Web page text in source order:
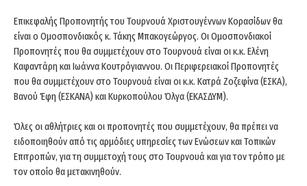
Επικεφαλής Προπονητής του Τουρνουά Χριστουγέννων Κορασίδων θα
είναι ο Ομοσπονδιακός κ. Τάκης Μπακογεώργος. Οι Ομοσπονδιακοί
Προπονητές που θα συμμετέχουν στο Τουρνουά είναι οι κ.κ. Ελένη
Καφαντάρη και Ιωάννα Κουτρόγιαννου. Οι Περιφερειακοί Προπονητές
που θα συμμετέχουν στο Τουρνουά είναι οι κ.κ. Κατρά Ζοζεφίνα (ΕΣΚΑ),
Βανού Έφη (ΕΣΚΑΝΑ) και Κυρκοπούλου Όλγα (ΕΚΑΣΔΥΜ).
Όλες οι αθλήτριες και οι προπονητές που συμμετέχουν, θα πρέπει να
ειδοποιηθούν από τις αρμόδιες υπηρεσίες των Ενώσεων και Τοπικών
Επιτροπών, για τη συμμετοχή τους στο Τουρνουά και για τον τρόπο με
τον οποίο θα μετακινηθούν.